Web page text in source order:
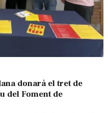
donarà el tret de
del Foment de